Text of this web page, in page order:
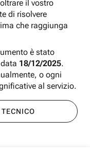
il vostro
di risolvere
che raggiunga
è stato
18/12/2025.
o ogni
al servizio.